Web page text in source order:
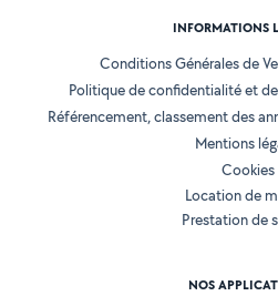
INFORMATIONS
Conditions Générales de
Politique de confidentialité et
Référencement, classement des
Mentions
Cookies
Location de
Prestation de
NOS